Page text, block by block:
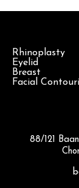
Rhinoplasty
Eyelid
Breast
Facial
88/121